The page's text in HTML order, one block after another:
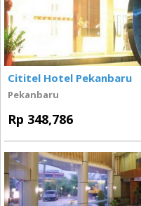
Cititel Hotel Pekanbaru
Pekanbaru
Rp 348,786